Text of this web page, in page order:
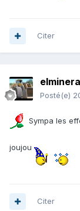
Citer
Posté(e)
Sympa les
joujou
Citer